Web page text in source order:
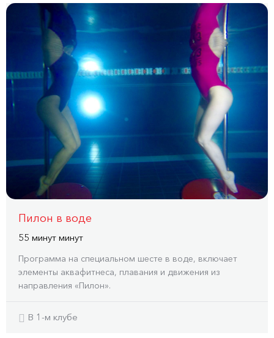
Пилон в воде
55 минут минут
Программа на специальном шесте в воде, включает
элементы аквафитнеса, плавания и движения из
направления «Пилон».
В 1-м клубе